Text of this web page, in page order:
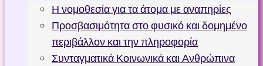
Η νομοθεσία για τα άτομα με αναπηρίες
Προσβασιμότητα στο φυσικό και δομημένο
περιβάλλον και την πληροφορία
Συνταγματικά Κοινωνικά και Ανθρώπινα